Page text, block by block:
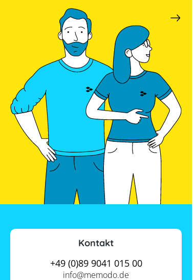
Kontakt
+49 (0)89 9041 015 00
info@memodo.de